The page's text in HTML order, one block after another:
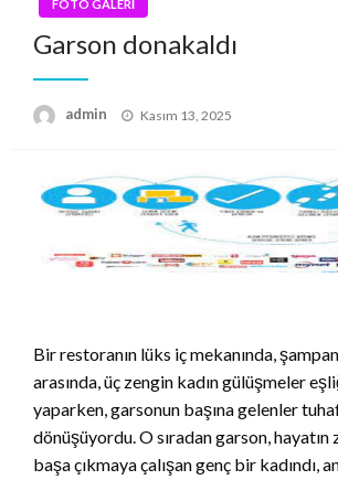
FOTO GALERİ
Garson donakaldı
admin
Posted
Kasım 13, 2025
Bir restoranın lüks iç mekanında,
arasında, üç zengin kadın gülüşmeler
yaparken, garsonun başına gelenler
dönüşüyordu. O sıradan garson, hayatın
başa çıkmaya çalışan genç bir kadındı,